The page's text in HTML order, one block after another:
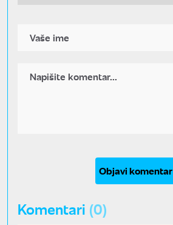
Objavi komentar
Komentari (0)